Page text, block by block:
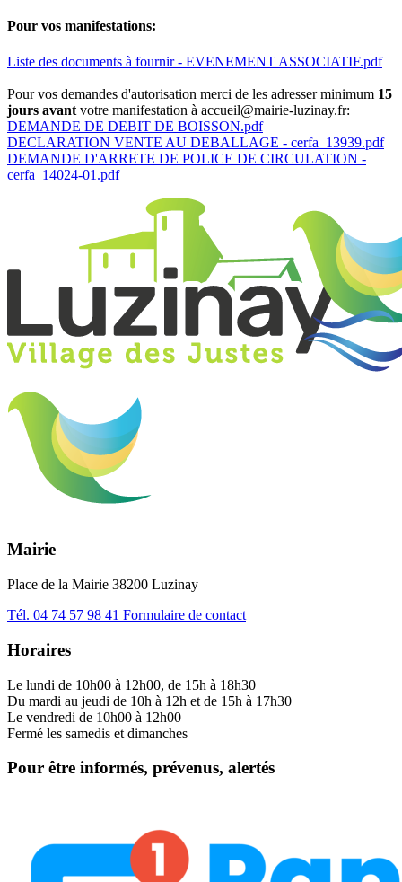
Pour vos manifestations:
Liste des documents à fournir - EVENEMENT ASSOCIATIF.pdf
Pour vos demandes d'autorisation merci de les adresser minimum 15
jours avant votre manifestation à accueil@mairie-luzinay.fr:
DEMANDE DE DEBIT DE BOISSON.pdf
DECLARATION VENTE AU DEBALLAGE - cerfa_13939.pdf
DEMANDE D'ARRETE DE POLICE DE CIRCULATION -
cerfa_14024-01.pdf
Mairie
Place de la Mairie 38200 Luzinay
Tél. 04 74 57 98 41 Formulaire de contact
Horaires
Le lundi de 10h00 à 12h00, de 15h à 18h30
Du mardi au jeudi de 10h à 12h et de 15h à 17h30
Le vendredi de 10h00 à 12h00
Fermé les samedis et dimanches
Pour être informés, prévenus, alertés